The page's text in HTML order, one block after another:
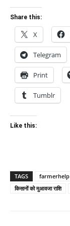
Share this:
X
Telegram
Print
Tumblr
Like this:
TAGS farmerhelp
किसानों को मुआवजा राशि